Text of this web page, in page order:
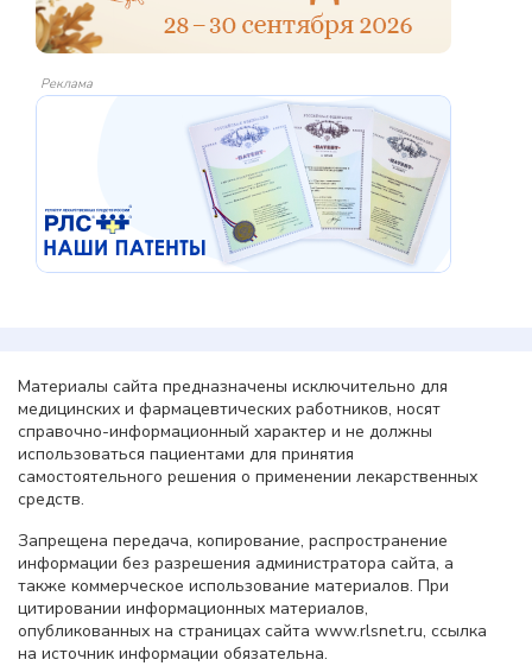
Реклама
Материалы сайта предназначены исключительно для
медицинских и фармацевтических работников, носят
справочно-информационный характер и не должны
использоваться пациентами для принятия
самостоятельного решения о применении лекарственных
средств.
Запрещена передача, копирование, распространение
информации без разрешения администратора сайта, а
также коммерческое использование материалов. При
цитировании информационных материалов,
опубликованных на страницах сайта www.rlsnet.ru, ссылка
на источник информации обязательна.